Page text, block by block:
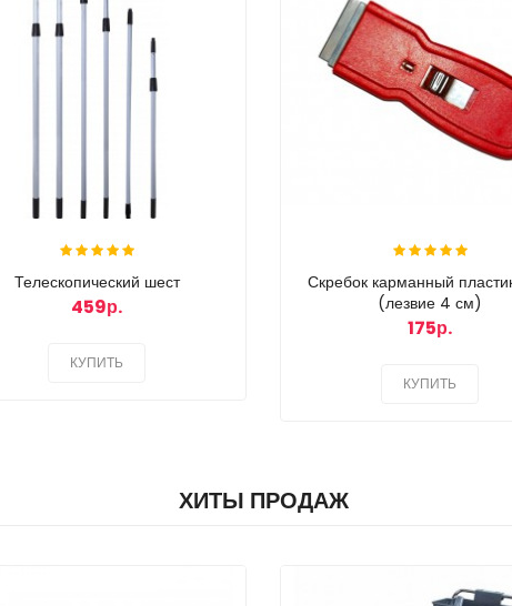
Телескопический шест
459р.
КУПИТЬ
Скребок карманный
(лезвие 4 см)
175р.
КУПИТЬ
ХИТЫ ПРОДАЖ